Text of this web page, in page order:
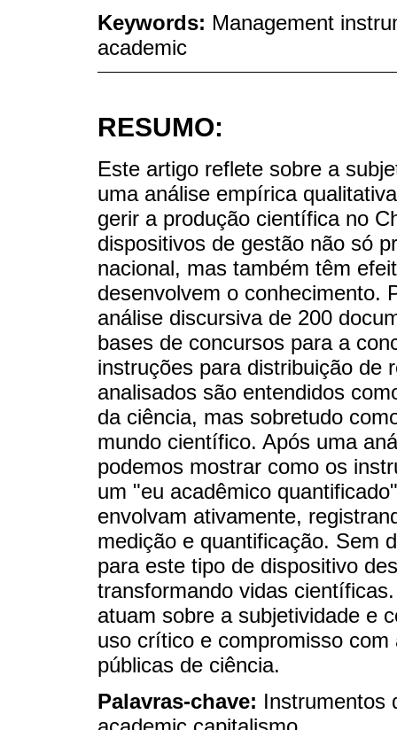
Keywords: Management
academic
RESUMO:
Este artigo reflete sobre a
uma análise empírica
gerir a produção científica no
dispositivos de gestão não só
nacional, mas também têm
desenvolvem o conhecimento.
análise discursiva de 200
bases de concursos para a
instruções para distribuição de
analisados são entendidos
da ciência, mas sobretudo
mundo científico. Após uma
podemos mostrar como os
um "eu acadêmico
envolvam ativamente,
medição e quantificação. Sem
para este tipo de dispositivo
transformando vidas
atuam sobre a subjetividade e
uso crítico e compromisso
públicas de ciência.
Palavras-chave: Instrumentos